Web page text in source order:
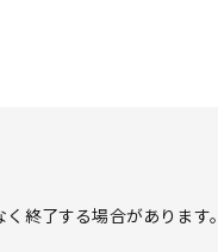
終了する場合があります。